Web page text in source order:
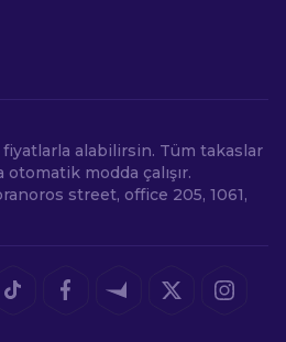
alabilirsin. Tüm takaslar
otomatik modda çalışır.
street, office 205, 1061,